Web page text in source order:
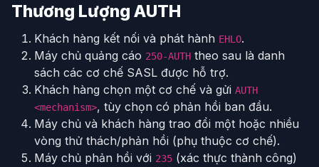
Thương Lượng AUTH
Khách hàng kết nối và phát hành EHLO.
Máy chủ quảng cáo 250-AUTH theo sau là danh
sách các cơ chế SASL được hỗ trợ.
Khách hàng chọn một cơ chế và gửi AUTH
<mechanism>, tùy chọn có phản hồi ban đầu.
Máy chủ và khách hàng trao đổi một hoặc nhiều
vòng thử thách/phản hồi (phụ thuộc cơ chế).
Máy chủ phản hồi với 235 (xác thực thành công)